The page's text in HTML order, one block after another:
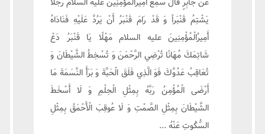
يَشْتِمُ قَنْبَراً وَ قَدْ رَامَ قَنْبَرُ أَنْ يَرُدَّ عَلَيْهِ فَنَادَاهُ
أَمِيرُ‌الْمُؤْمِنِينَ علیه السلام مَهْلًا يَا قَنْبَرُ دَعْ
شَاتِمَكَ مُهَانًا تُرْضِي الرَّحْمَنَ وَ تُسْخِطُ الشَّيْطَانَ وَ
تُعَاقِبُ عَدُوَّكَ فَوَ الَّذِي فَلَقَ الْحَبَّةَ وَ بَرَأَ النَّسَمَةَ مَا
أَرْضَى الْمُؤْمِنُ رَبَّهُ بِمِثْلِ الْحِلْمِ وَ لَا أَسْخَطَ
الشَّيْطَانَ بِمِثْلِ الصَّمْتِ وَ لَا عُوقِبَ الْأَحْمَقُ بِمِثْلِ
السُّكُوتِ عَنْهُ ...